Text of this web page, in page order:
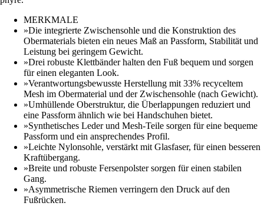
MERKMALE
»Die integrierte Zwischensohle und die Konstruktion des
Obermaterials bieten ein neues Maß an Passform, Stabilität und
Leistung bei geringem Gewicht.
»Drei robuste Klettbänder halten den Fuß bequem und sorgen
für einen eleganten Look.
»Verantwortungsbewusste Herstellung mit 33% recyceltem
Mesh im Obermaterial und der Zwischensohle (nach Gewicht).
»Umhüllende Oberstruktur, die Überlappungen reduziert und
eine Passform ähnlich wie bei Handschuhen bietet.
»Synthetisches Leder und Mesh-Teile sorgen für eine bequeme
Passform und ein ansprechendes Profil.
»Leichte Nylonsohle, verstärkt mit Glasfaser, für einen besseren
Kraftübergang.
»Breite und robuste Fersenpolster sorgen für einen stabilen
Gang.
»Asymmetrische Riemen verringern den Druck auf den
Fußrücken.